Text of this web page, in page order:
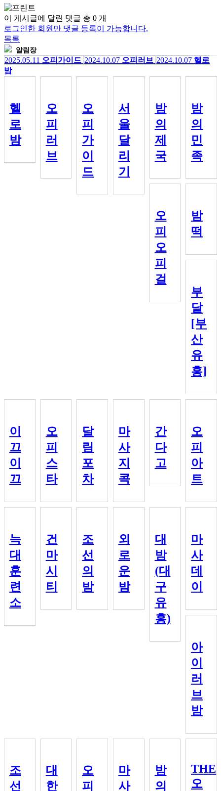
이 게시글에 달린 댓글 총 0 개
로그인한 회원만 댓글 등록이 가능합니다.
목록
알림장
2025.05.11 오피가이드 2024.10.07 오피러브 2024.10.07 헬로
밤
헬
로
밤
오
피
러
브
오
피
가
이
드
서
울
달
리
기
밤
의
제
국
밤
의
민
족
오
피
오
피
걸
밤
떡
부
달
[부
산
유
흥]
이
끄
이
끄
오
피
스
타
달
림
포
차
마
사
지
콕
간
다
고
오
피
아
트
늑
대
훈
련
소
건
마
시
티
조
선
의
밤
외
로
운
밤
대
밤
(대
구
유
흥)
마
사
데
이
아
이
러
브
밤
조
선
대
한
오
피
마
사
밤
의
THE
오